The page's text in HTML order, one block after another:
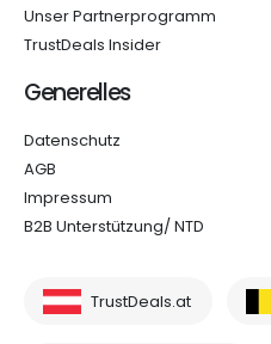
Unser Partnerprogramm
TrustDeals Insider
Generelles
Datenschutz
AGB
Impressum
B2B Unterstützung/ NTD
TrustDeals.at